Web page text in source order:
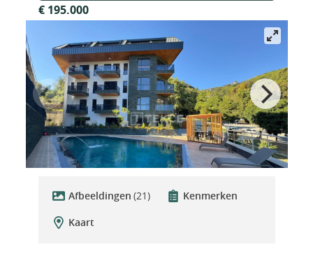
€ 195.000
Afbeeldingen (21)
Kenmerken
Kaart